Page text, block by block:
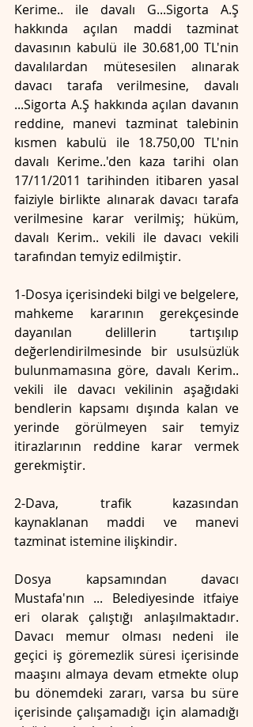
Kerime.. ile davalı G...Sigorta A.Ş
hakkında açılan maddi tazminat
davasının kabulü ile 30.681,00 TL'nin
davalılardan mütesesilen alınarak
davacı tarafa verilmesine, davalı
...Sigorta A.Ş hakkında açılan davanın
reddine, manevi tazminat talebinin
kısmen kabulü ile 18.750,00 TL'nin
davalı Kerime..'den kaza tarihi olan
17/11/2011 tarihinden itibaren yasal
faiziyle birlikte alınarak davacı tarafa
verilmesine karar verilmiş; hüküm,
davalı Kerim.. vekili ile davacı vekili
tarafından temyiz edilmiştir.
1-Dosya içerisindeki bilgi ve belgelere,
mahkeme kararının gerekçesinde
dayanılan delillerin tartışılıp
değerlendirilmesinde bir usulsüzlük
bulunmamasına göre, davalı Kerim..
vekili ile davacı vekilinin aşağıdaki
bendlerin kapsamı dışında kalan ve
yerinde görülmeyen sair temyiz
itirazlarının reddine karar vermek
gerekmiştir.
2-Dava, trafik kazasından
kaynaklanan maddi ve manevi
tazminat istemine ilişkindir.
Dosya kapsamından davacı
Mustafa'nın ... Belediyesinde itfaiye
eri olarak çalıştığı anlaşılmaktadır.
Davacı memur olması nedeni ile
geçici iş göremezlik süresi içerisinde
maaşını almaya devam etmekte olup
bu dönemdeki zararı, varsa bu süre
içerisinde çalışamadığı için alamadığı